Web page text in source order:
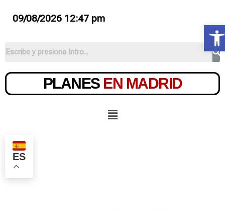
09/08/2026 12:47 pm
PLANES EN MADRID
ES